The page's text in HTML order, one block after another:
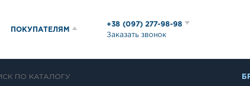
ПОКУПАТЕЛЯМ
+38 (097) 277-98-98
Заказать звонок